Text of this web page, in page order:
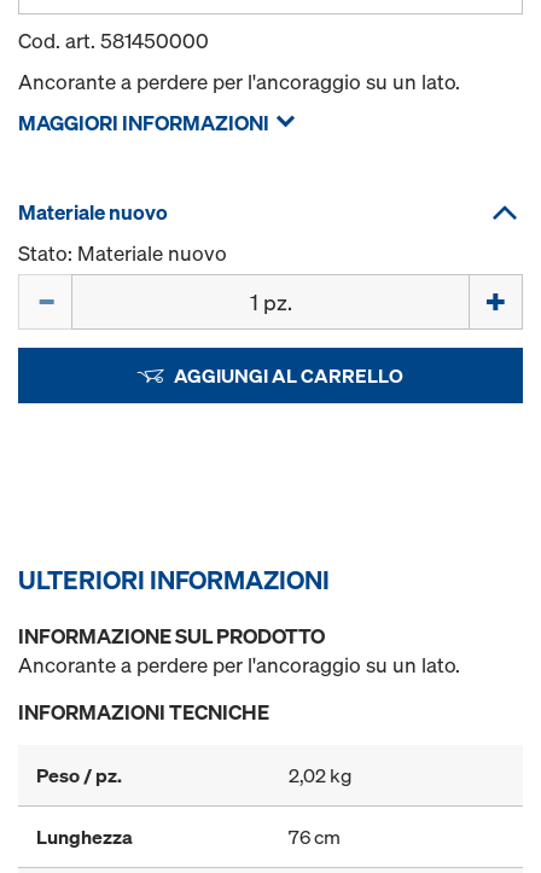
Cod. art. 581450000
Ancorante a perdere per l'ancoraggio su un lato.
MAGGIORI INFORMAZIONI
Materiale nuovo
Stato: Materiale nuovo
AGGIUNGI AL CARRELLO
ULTERIORI INFORMAZIONI
INFORMAZIONE SUL PRODOTTO
Ancorante a perdere per l'ancoraggio su un lato.
INFORMAZIONI TECNICHE
Peso / pz. 2,02 kg
Lunghezza 76 cm